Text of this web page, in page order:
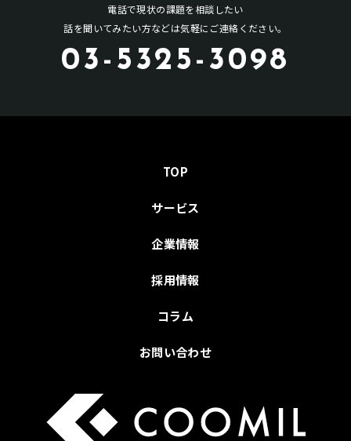
電話で現状の課題を相談したい
話を聞いてみたい方などは気軽にご連絡ください。
03-5325-3098
TOP
サービス
企業情報
採用情報
コラム
お問い合わせ